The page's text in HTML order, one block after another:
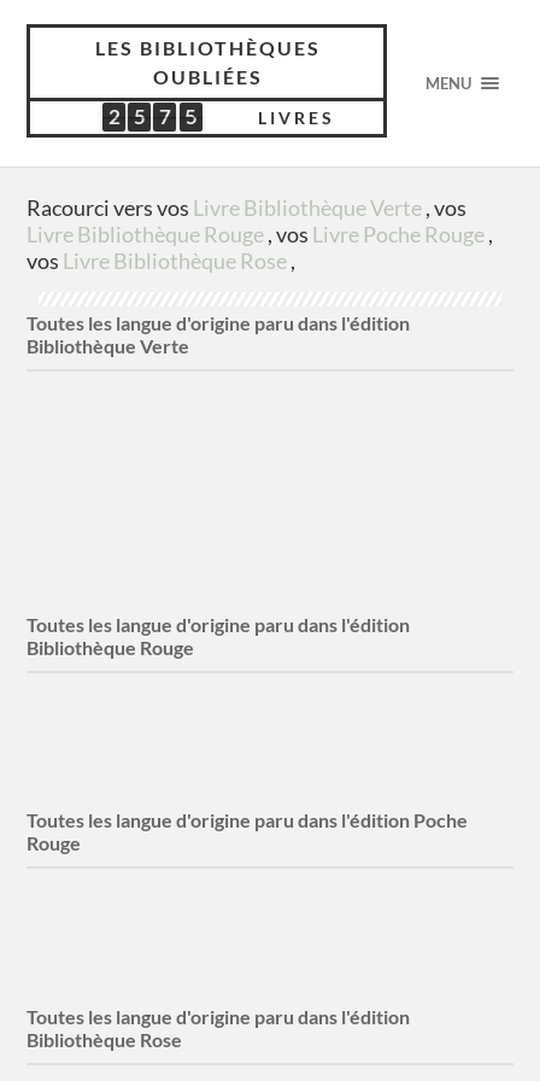
LES BIBLIOTHÈQUES
OUBLIÉES
2
4
2 5
2
5 7
9
7 5
0
5 LIVRES
MENU
Racourci vers vos Livre Bibliothèque Verte, vos
Livre Bibliothèque Rouge, vos Livre Poche Rouge,
vos Livre Bibliothèque Rose,
Toutes les langue d'origine paru dans l'édition
Bibliothèque Verte
Toutes les langue d'origine paru dans l'édition
Bibliothèque Rouge
Toutes les langue d'origine paru dans l'édition Poche
Rouge
Toutes les langue d'origine paru dans l'édition
Bibliothèque Rose